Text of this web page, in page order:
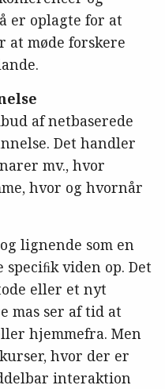
er oplagte for at
at møde forskere
af netbaserede
Det handler
mv., hvor
hvor og hvornår
lignende som en
viden op. Det
eller et nyt
mas ser af tid at
hjemmefra. Men
hvor der er
interaktion